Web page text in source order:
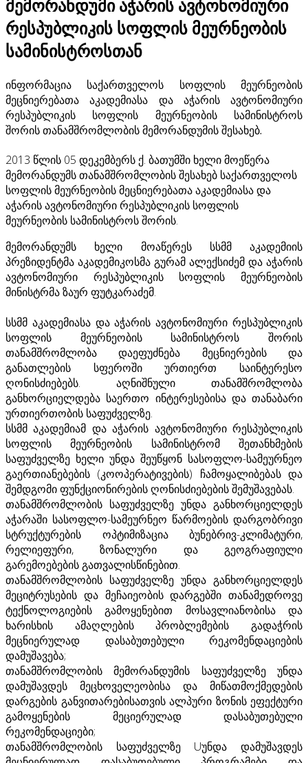
მემორანდუმი აჭარის ავტონომიური
რესპუბლიკის სოფლის მეურნეობის
სამინისტროსთან
ინფორმაცია საქართველოს სოფლის მეურნეობის
მეცნიერებათა აკადემიასა და აჭარის ავტონომიური
რესპუბლიკის სოფლის მეურნეობის სამინისტროს
შორის თანამშრომლობის მემორანდუმის შესახებ.
2013 წლის 05 დეკემბერს ქ. ბათუმში ხელი მოეწერა
მემორანდუმს თანამშრომლობის შესახებ საქართველოს
სოფლის მეურნეობის მეცნიე­რებათა აკადემიასა და
აჭარის ავტონომიური რესპუბლიკის სოფლის
მეურნეობის სამინისტროს შორის.
მემორანდუმს ხელი მოაწერეს სსმმ აკადემიის
პრეზიდენტმა აკადემიკოსმა გურამ ალექსიძემ და აჭარის
ავტონომიური რესპუბლიკის სოფლის მეურნეობის
მინისტრმა ზაურ ფუტკარაძემ.
სსმმ აკადემიასა და აჭარის ავტონომიური რესპუბლიკის
სოფლის მეურნეობის სამინისტროს შორის
თანამშრომლობა დაეფუძნება მეცნიერების და
განათლების სფეროში ურთიერთ საინტერესო
ღონისძიებებს. აღნიშნული თანამშრომლობა
განხორციელდება საერთო ინტერესებისა და თანაბარი
ურთიერთობის საფუძველზე.
სსმმ აკადემიამ და აჭარის ავტონომიური რესპუბლიკის
სოფლის მეურნეობის სამინისტრომ შეთანხმების
საფუძველზე ხელი უნდა შეუწყონ სასოფლო-სამეურნეო
გაერთიანებების (კოოპერატივების) ჩამოყალიბებას და
შემდგომი ფუნქციონირების ღონისძიებების შემუშავებას.
თანამშრომლობის საფუძველზე უნდა განხორციელდეს
აჭარაში სასოფლო-სამეურნეო წარმოების დარგობრივი
სტრუქტურების ოპტიმიზაცია ბუნებრივ-კლიმატური,
რელიეფური, ზონალური და გეოგრაფიული
გარემოებების გათვალისწინებით.
თანამშრომლობის საფუძველზე უნდა განხორციელდეს
მეციტრუსების და მეჩაიეობის დარგებში თანამედროვე
ტექნოლოგიების გამოყენებით მოსავლიანობისა და
ხარისხის ამაღლების პრობლემების გადაჭრის
მეცნიერულად დასაბუთებული რეკომენდაციების
დამუშავება;
თანამშრომლობის მემორანდუმის საფუძველზე უნდა
დამუშავდეს მეცხოველეობისა და მიწათმოქმედების
დარგების განვითარებისათვის ალპური ზონის ეფექტური
გამოყენების მეციერულად დასაბუთებული
რეკომენდაციები;
თანამშრომლობის საფუძველზე Uუნდა დამუშავდეს